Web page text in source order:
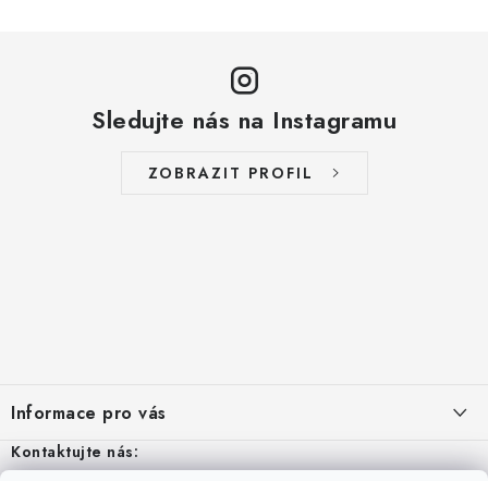
Sledujte nás na Instagramu
ZOBRAZIT PROFIL
p
a
Informace pro vás
Aktuality
Kontaktujte nás: